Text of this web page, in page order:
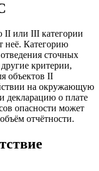
II или III категории
неё. Категорию
сточных
критерии,
объектов II
на окружающую
о плате
опасности может
отчётности.